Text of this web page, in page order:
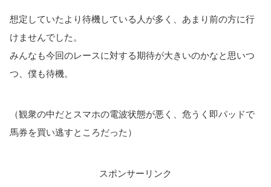
想定していたより待機している人が多く、あまり前の方に行
けませんでした。
みんなも今回のレースに対する期待が大きいのかなと思いつ
つ、僕も待機。
（観衆の中だとスマホの電波状態が悪く、危うく即パッドで
馬券を買い逃すところだった）
スポンサーリンク